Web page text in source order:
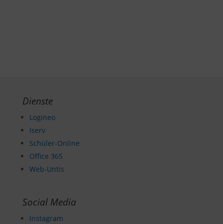
Dienste
Logineo
Iserv
Schüler-Online
Office 365
Web-Untis
Social Media
Instagram